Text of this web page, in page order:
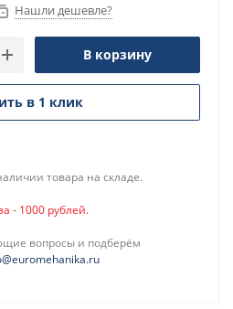
Нашли дешевле?
В корзину
в 1 клик
товара на складе.
- 1000 рублей.
вопросы и подберём